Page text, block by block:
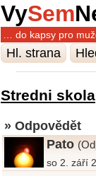
VySem
… do kapsy pro
Hl. strana
Stredni skola
» Odpovědět
Pato
so 2. září